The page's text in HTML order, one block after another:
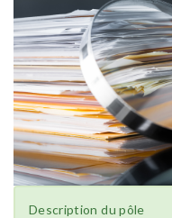
Description du pôle